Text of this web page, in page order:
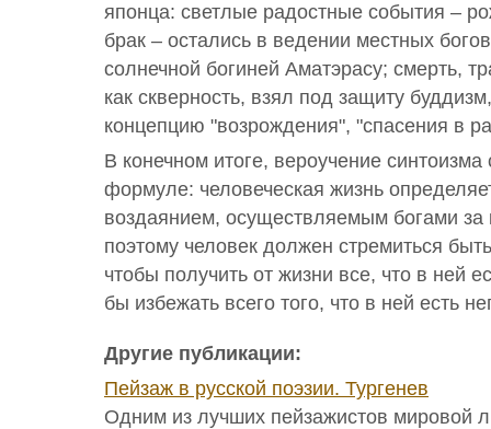
японца: светлые радостные события –
брак – остались в ведении местных
солнечной богиней Аматэрасу; смерть,
как скверность, взял под защиту
концепцию "возрождения", "спасения в
В конечном итоге, вероучение
формуле: человеческая жизнь
воздаянием, осуществляемым богами за
поэтому человек должен стремиться
чтобы получить от жизни все, что в ней
бы избежать всего того, что в ней есть
Другие публикации:
Пейзаж в русской поэзии. Тургенев
Одним из лучших пейзажистов мировой